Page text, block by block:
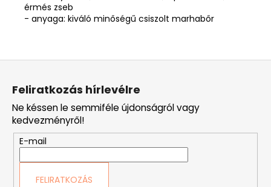
érmés zseb
- anyaga: kiváló minőségű csiszolt marhabőr
L
Feliratkozás hírlevélre
Ne késsen le semmiféle újdonságról vagy
kedvezményről!
E-mail
FELIRATKOZÁS